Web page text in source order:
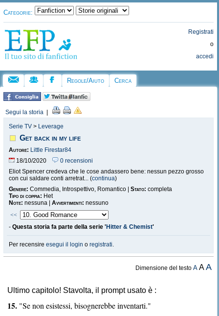
Categorie:
Registrati
o
accedi
Regole/Aiuto Cerca
Segui la storia
Serie TV > Leverage
Get back in my life
Autore: Little Firestar84
18/10/2020
0 recensioni
Eliot Spencer credeva che le cose andassero bene: nessun pezzo grosso
con cui saldare conti arretrat... (continua)
Genere: Commedia, Introspettivo, Romantico | Stato: completa
Tipo di coppia: Het
Note: nessuna | Avvertimenti: nessuno
<<
- Questa storia fa parte della serie 'Hitter & Chemist'
Per recensire esegui il login o registrati.
Dimensione del testoA AA
Ultimo capitolo! Stavolta, il prompt usato è :
15. "Se non esistessi, bisognerebbe inventarti."